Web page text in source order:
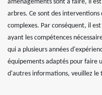
aménagements sont à faire, il
arbres. Ce sont des
complexes. Par conséquent, il
ayant les compétences
qui a plusieurs années
équipements adaptés pour faire
d'autres informations, veuillez